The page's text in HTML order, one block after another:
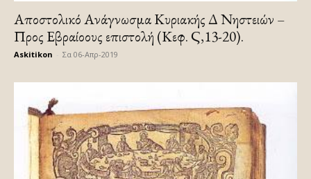
Αποστολικό Ανάγνωσμα Κυριακής Δ Νηστειών –
Προς Εβραίοους επιστολή (Κεφ. Ϛ,13-20).
Askitikon Σα 06-Απρ-2019